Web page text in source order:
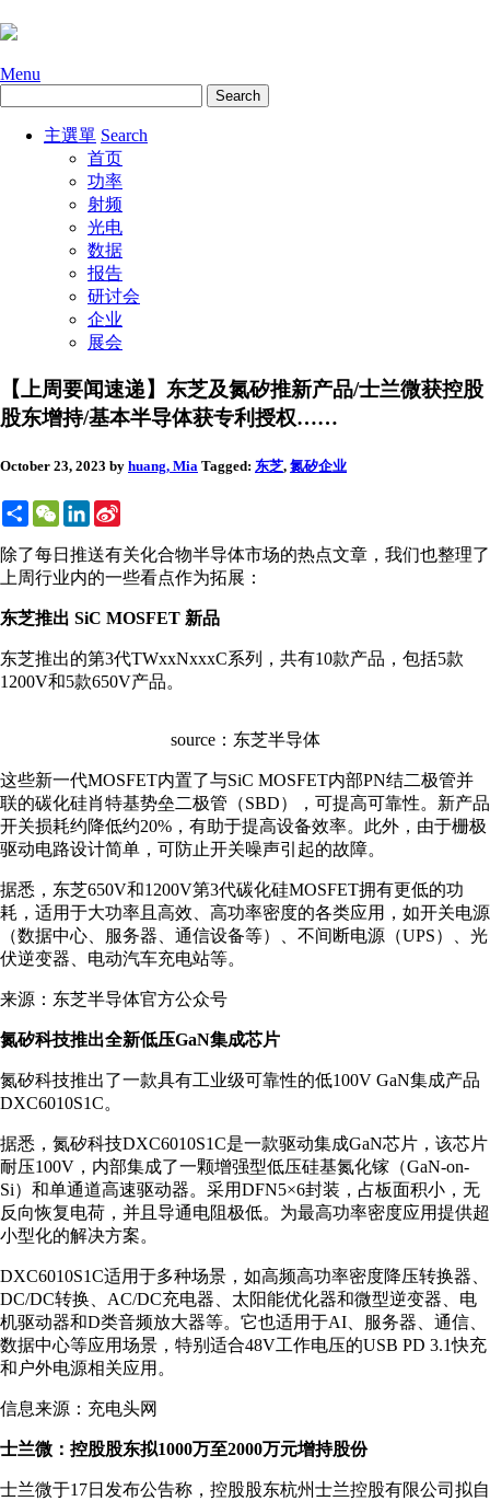
Menu
主選單 Search
首页
功率
射频
光电
数据
报告
研讨会
企业
展会
【上周要闻速递】东芝及氮矽推新产品/士兰微获控股
股东增持/基本半导体获专利授权……
October 23, 2023 by huang, Mia Tagged: 东芝, 氮矽企业
ShareWeChatLinkedIn
除了每日推送有关化合物半导体市场的热点文章，我们也整理了
上周行业内的一些看点作为拓展：
东芝推出 SiC MOSFET 新品
东芝推出的第3代TWxxNxxxC系列，共有10款产品，包括5款
1200V和5款650V产品。
source：东芝半导体
这些新一代MOSFET内置了与SiC MOSFET内部PN结二极管并
联的碳化硅肖特基势垒二极管（SBD），可提高可靠性。新产品
开关损耗约降低约20%，有助于提高设备效率。此外，由于栅极
驱动电路设计简单，可防止开关噪声引起的故障。
据悉，东芝650V和1200V第3代碳化硅MOSFET拥有更低的功
耗，适用于大功率且高效、高功率密度的各类应用，如开关电源
（数据中心、服务器、通信设备等）、不间断电源（UPS）、光
伏逆变器、电动汽车充电站等。
来源：东芝半导体官方公众号
氮矽科技推出全新低压GaN集成芯片
氮矽科技推出了一款具有工业级可靠性的低100V GaN集成产品
DXC6010S1C。
据悉，氮矽科技DXC6010S1C是一款驱动集成GaN芯片，该芯片
耐压100V，内部集成了一颗增强型低压硅基氮化镓（GaN-on-
Si）和单通道高速驱动器。采用DFN5×6封装，占板面积小，无
反向恢复电荷，并且导通电阻极低。为最高功率密度应用提供超
小型化的解决方案。
DXC6010S1C适用于多种场景，如高频高功率密度降压转换器、
DC/DC转换、AC/DC充电器、太阳能优化器和微型逆变器、电
机驱动器和D类音频放大器等。它也适用于AI、服务器、通信、
数据中心等应用场景，特别适合48V工作电压的USB PD 3.1快充
和户外电源相关应用。
信息来源：充电头网
士兰微：控股股东拟1000万至2000万元增持股份
士兰微于17日发布公告称，控股股东杭州士兰控股有限公司拟自